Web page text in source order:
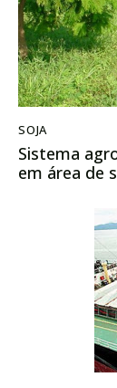
SOJA
Sistema
em área de